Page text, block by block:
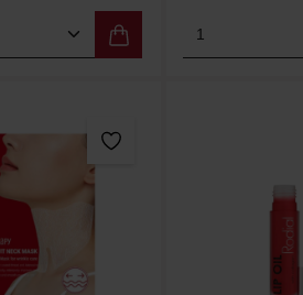
Anzahl: Gib denProdukt